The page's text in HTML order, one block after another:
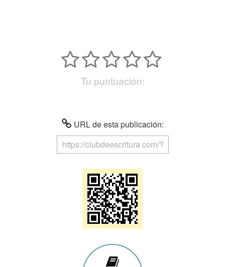
Tu puntuación:
URL de esta publicación: